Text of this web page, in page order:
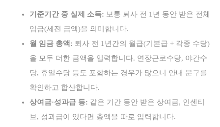
기준기간 중 실제 소득: 보통 퇴사 전 1년 동안 받은 전체
임금(세전 금액)을 의미합니다.
월 임금 총액: 퇴사 전 1년간의 월급(기본급 + 각종 수당)
을 모두 더한 금액을 입력합니다. 연장근로수당, 야간수
당, 휴일수당 등도 포함하는 경우가 많으니 안내 문구를
확인하고 합산합니다.
상여금·성과급 등: 같은 기간 동안 받은 상여금, 인센티
브, 성과급이 있다면 총액을 따로 입력합니다.